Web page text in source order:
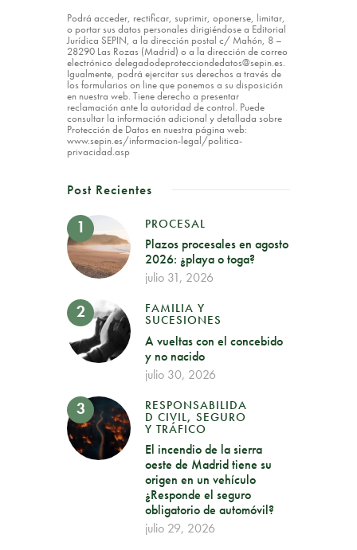
Podrá acceder, rectificar, suprimir, oponerse, limitar,
o portar sus datos personales dirigiéndose a Editorial
Jurídica SEPIN, a la dirección postal c/ Mahón, 8 –
28290 Las Rozas (Madrid) o a la dirección de correo
electrónico delegadodeprotecciondedatos@sepin.es.
Igualmente, podrá ejercitar sus derechos a través de
los formularios on line que ponemos a su disposición
en nuestra web. Tiene derecho a presentar
reclamación ante la autoridad de control. Puede
consultar la información adicional y detallada sobre
Protección de Datos en nuestra página web:
www.sepin.es/informacion-legal/politica-
privacidad.asp
Post Recientes
PROCESAL
Plazos procesales en agosto
2026: ¿playa o toga?
julio 31, 2026
FAMILIA Y
SUCESIONES
A vueltas con el concebido
y no nacido
julio 30, 2026
RESPONSABILIDA
D CIVIL, SEGURO
Y TRÁFICO
El incendio de la sierra
oeste de Madrid tiene su
origen en un vehículo
¿Responde el seguro
obligatorio de automóvil?
julio 29, 2026